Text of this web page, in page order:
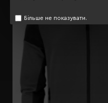
Більше не показувати.